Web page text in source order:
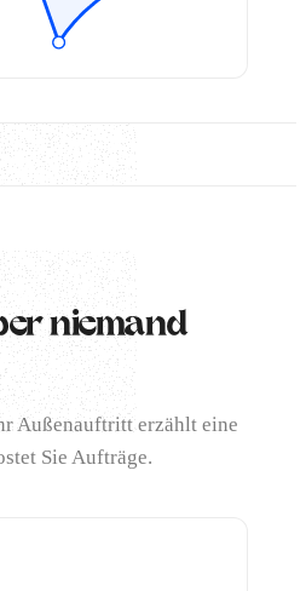
niemand
Außenauftritt erzählt eine
Sie Aufträge.